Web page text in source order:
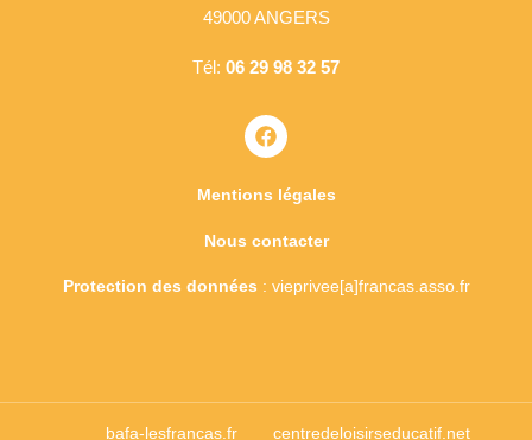
49000 ANGERS
Tél: 06 29 98 32 57
Mentions légales
Nous contacter
Protection des données : vieprivee[a]francas.asso.fr
bafa-lesfrancas.fr centredeloisirseducatif.net